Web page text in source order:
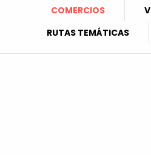
COMERCIOS
RUTAS TEMÁTICAS